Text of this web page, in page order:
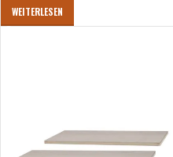
WEITERLESEN